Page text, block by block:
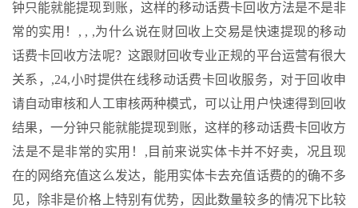
钟只能就能提现到账，这样的移动话费卡回收方法是不是非
常的实用！ , , ,为什么说在财回收上交易是快速提现的移动
话费卡回收方法呢？这跟财回收专业正规的平台运营有很大
关系，,24,小时提供在线移动话费卡回收服务，对于回收申
请自动审核和人工审核两种模式，可以让用户快速得到回收
结果，一分钟只能就能提现到账，这样的移动话费卡回收方
法是不是非常的实用！,目前来说实体卡并不好卖，况且现
在的网络充值这么发达，能用实体卡去充值话费的的确不多
见，除非是价格上特别有优势，因此数量较多的情况下比较